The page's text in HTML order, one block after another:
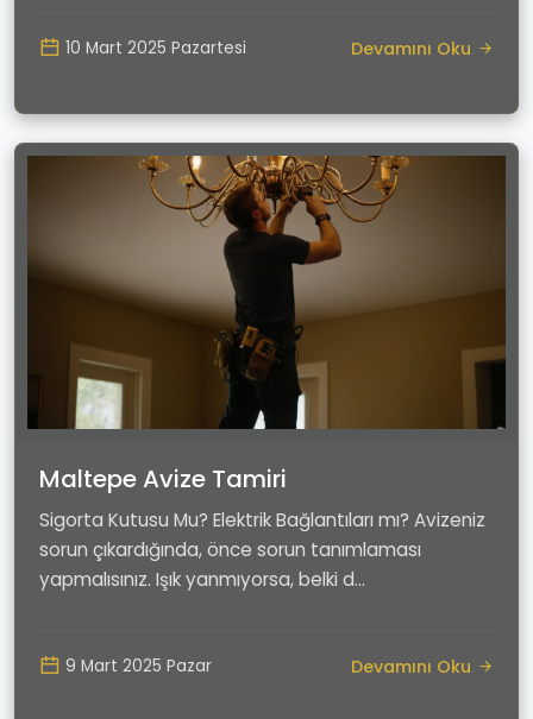
10 Mart 2025 Pazartesi Devamını Oku
Maltepe Avize Tamiri
Sigorta Kutusu Mu? Elektrik Bağlantıları mı? Avizeniz
sorun çıkardığında, önce sorun tanımlaması
yapmalısınız. Işık yanmıyorsa, belki d...
9 Mart 2025 Pazar Devamını Oku